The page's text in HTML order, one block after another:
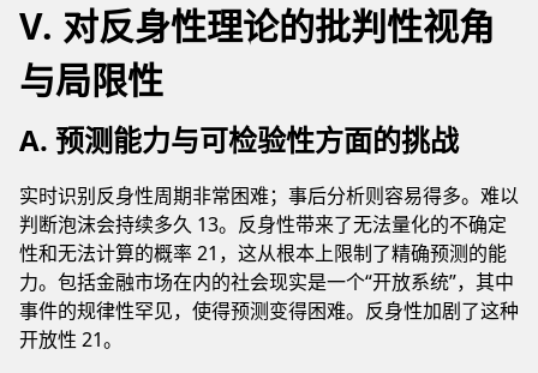
V. 对反身性理论的批判性视角
与局限性
A. 预测能力与可检验性方面的挑战
实时识别反身性周期非常困难；事后分析则容易得多。难以
判断泡沫会持续多久 13。反身性带来了无法量化的不确定
性和无法计算的概率 21，这从根本上限制了精确预测的能
力。包括金融市场在内的社会现实是一个“开放系统”，其中
事件的规律性罕见，使得预测变得困难。反身性加剧了这种
开放性 21。